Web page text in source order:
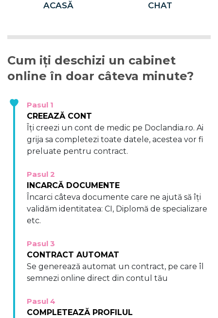
ACASĂ
CHAT
Cum iți deschizi un cabinet
online în doar câteva minute?
Pasul 1
CREEAZĂ CONT
Îți creezi un cont de medic pe Doclandia.ro. Ai
grija sa completezi toate datele, acestea vor fi
preluate pentru contract.
Pasul 2
INCARCĂ DOCUMENTE
Încarci câteva documente care ne ajută să îți
validăm identitatea: CI, Diplomă de specializare
etc.
Pasul 3
CONTRACT AUTOMAT
Se generează automat un contract, pe care îl
semnezi online direct din contul tău
Pasul 4
COMPLETEAZĂ PROFILUL